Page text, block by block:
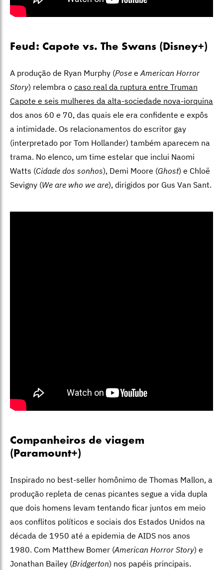
Feud: Capote vs. The Swans (Disney+)
A produção de Ryan Murphy (Pose e American Horror
Story) relembra o caso real da ruptura entre Truman
Capote e seis mulheres da alta-sociedade nova-iorquina
dos anos 60 e 70, das quais ele era confidente e expôs
a intimidade. Os relacionamentos do escritor gay
(interpretado por Tom Hollander) também aparecem na
trama. No elenco, um time estelar que inclui Naomi
Watts (Cidade dos sonhos), Demi Moore (Ghost) e Chloë
Sevigny (We are who we are), dirigidos por Gus Van Sant.
Companheiros de viagem
(Paramount+)
Inspirado no best-seller homônimo de Thomas Mallon, a
produção repleta de cenas picantes segue a vida dupla
que dois homens levam tentando ficar juntos em meio
aos conflitos políticos e sociais dos Estados Unidos na
década de 1950 até a epidemia de AIDS nos anos
1980. Com Matthew Bomer (American Horror Story) e
Jonathan Bailey (Bridgerton) nos papéis principais.